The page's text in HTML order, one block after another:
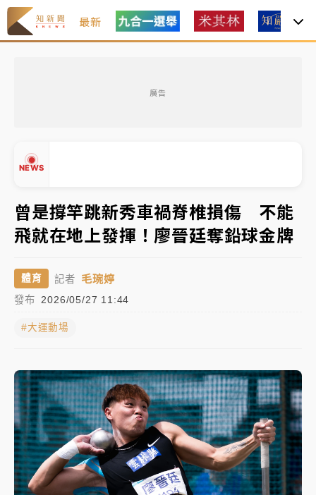
最新
廣告
NEWS
故宮《龍藏經》特展第2檔！今線上預約開賣一度塞車
周六起展出延長至晚上7時
台東農業處長涉圖利渡假村！東檢抗告成功 今重開羈
押庭
父親節泡湯了！中颱白海豚雨彈轟3天 「紅到發紫」降
台積電殺35元、台股跌近300點 被動元件、低軌衛星
及載板皆走弱
故宮《龍藏經》特展第2檔！今線上預約開賣一度塞車
周六起展出延長至晚上7時
台東農業處長涉圖利渡假村！東檢抗告成功 今重開羈
押庭
父親節泡湯了！中颱白海豚雨彈轟3天 「紅到發紫」降
雨熱區曝
▲
曾是撐竿跳新秀車禍脊椎損傷 不能
飛就在地上發揮！廖晉廷奪鉛球金牌
體育 記者 毛琬婷
發布 2026/05/27 11:44
#大運動場